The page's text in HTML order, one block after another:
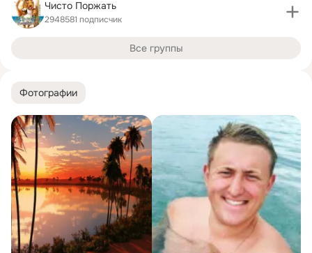
Фотографии
Чисто Поржать
2948581 подписчик
Все группы